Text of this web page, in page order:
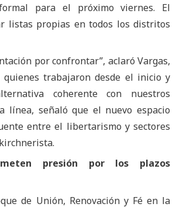
para el próximo viernes. El
listas propias en todos los distritos
por confrontar”, aclaró Vargas,
quienes trabajaron desde el inicio y
coherente con nuestros
línea, señaló que el nuevo espacio
entre el libertarismo y sectores
presión por los plazos
de Unión, Renovación y Fé en la